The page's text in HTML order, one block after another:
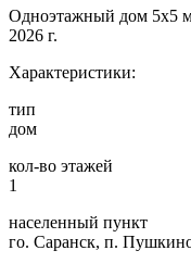
Одноэтажный дом 5х5
2026 г.
Характеристики:
тип
дом
кол-во этажей
1
населенный пункт
го. Саранск, п.